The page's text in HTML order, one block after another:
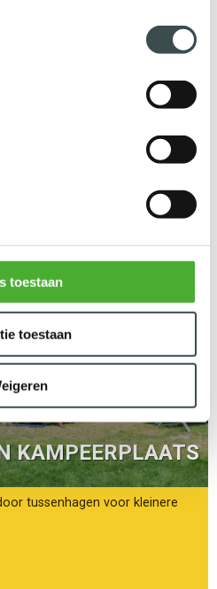
toestaan
toestaan
& RESERVEREN
KAMPEERPLAATS
tussenhagen voor kleinere